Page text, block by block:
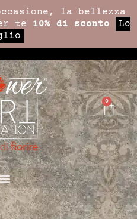
la bellezza
te 10% di sconto
Lo
0